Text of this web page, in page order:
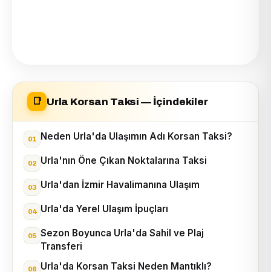
📑 Urla Korsan Taksi — İçindekiler
Neden Urla'da Ulaşımın Adı Korsan Taksi?
Urla'nın Öne Çıkan Noktalarına Taksi
Urla'dan İzmir Havalimanına Ulaşım
Urla'da Yerel Ulaşım İpuçları
Sezon Boyunca Urla'da Sahil ve Plaj
Transferi
Urla'da Korsan Taksi Neden Mantıklı?